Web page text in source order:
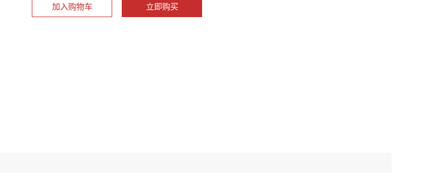
加入购物车 立即购买